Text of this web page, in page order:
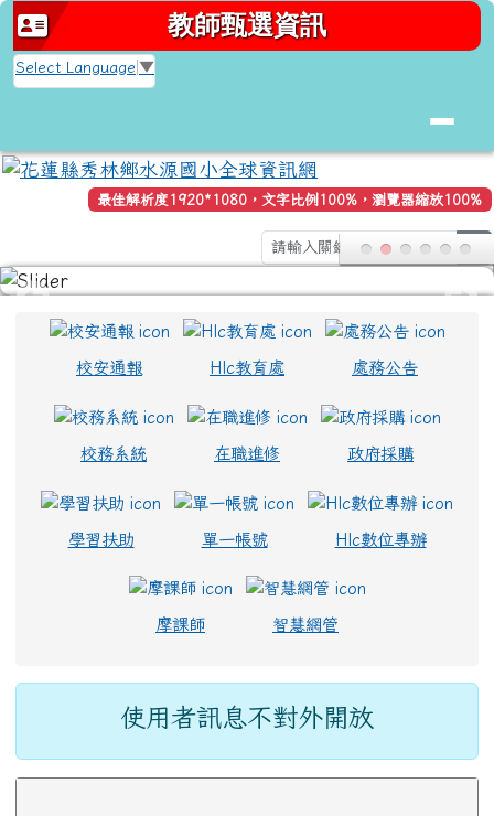
跳至主內容區
花蓮縣秀林鄉水源國小全球資訊網
教師甄選資訊
Select Language ▼
最佳解析度1920*1080，文字比例100%，瀏覽器縮放100%
上中區域內容
校安通報 Hlc教育處 處務公告
校務系統 在職進修 政府採購
學習扶助 單一帳號 Hlc數位專辦
摩課師 智慧網管
使用者訊息不對外開放